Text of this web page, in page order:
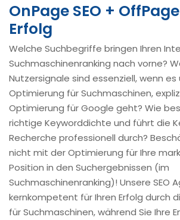
OnPage SEO + OffPage
Erfolg
Welche Suchbegriffe bringen Ihren
Suchmaschinenranking nach vorne?
Nutzersignale sind essenziell, wenn
Optimierung für Suchmaschinen,
Optimierung für Google geht? Wie
richtige Keyworddichte und führt die
Recherche professionell durch?
nicht mit der Optimierung für Ihre
Position in den Suchergebnissen (im
Suchmaschinenranking)! Unsere SEO
kernkompetent für Ihren Erfolg durch
für Suchmaschinen, während Sie Ihre